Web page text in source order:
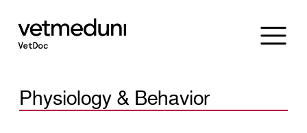
Physiology & Behavior